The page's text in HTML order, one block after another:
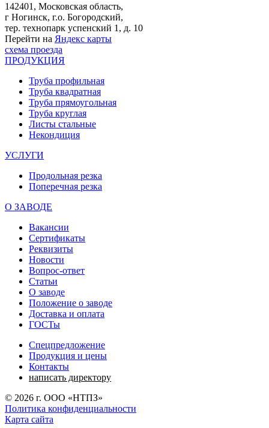
142401, Московская область,
г Ногинск, г.о. Богородский,
тер. технопарк успенский 1, д. 10
Перейти на Яндекс карты
схема проезда
ПРОДУКЦИЯ
Труба профильная
Труба квадратная
Труба прямоугольная
Труба круглая
Листы стальные
Некондиция
УСЛУГИ
Продольная резка
Поперечная резка
О ЗАВОДЕ
Вакансии
Сертификаты
Реквизиты
Новости
Вопрос-ответ
Статьи
О заводе
Положение о заводе
Доставка и оплата
ГОСТы
Спецпредложение
Продукция и цены
Контакты
написать директору
© 2026 г. ООО «НТПЗ»
Политика конфиденциальности
Карта сайта